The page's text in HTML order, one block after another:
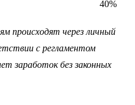
40%
происходят через личный
с регламентом
заработок без законных